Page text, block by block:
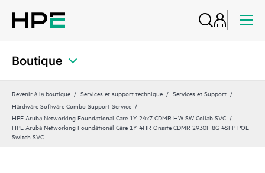
Boutique
Revenir à la boutique Services et support technique
Services et Support
Hardware Software Combo Support Service
HPE Aruba Networking Foundational Care 1Y 24x7 CDMR HW SW Collab SVC
HPE Aruba Networking Foundational Care 1Y 4HR Onsite CDMR 2930F 8G 4SFP POE
Switch SVC